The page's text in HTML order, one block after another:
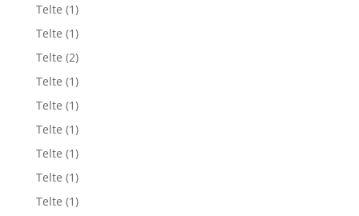
Telte (1)
Telte (1)
Telte (2)
Telte (1)
Telte (1)
Telte (1)
Telte (1)
Telte (1)
Telte (1)